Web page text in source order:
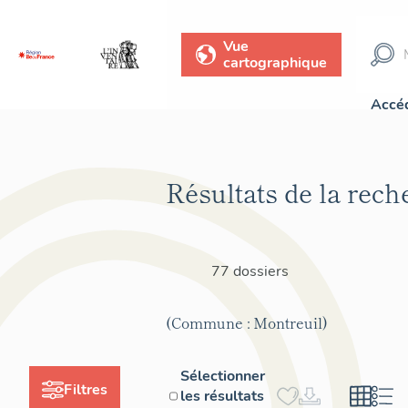
Vue
cartographique
Filtres
Résultats de la
77 dossiers
(Commune : Montreuil)
Sélectionner
les résultats